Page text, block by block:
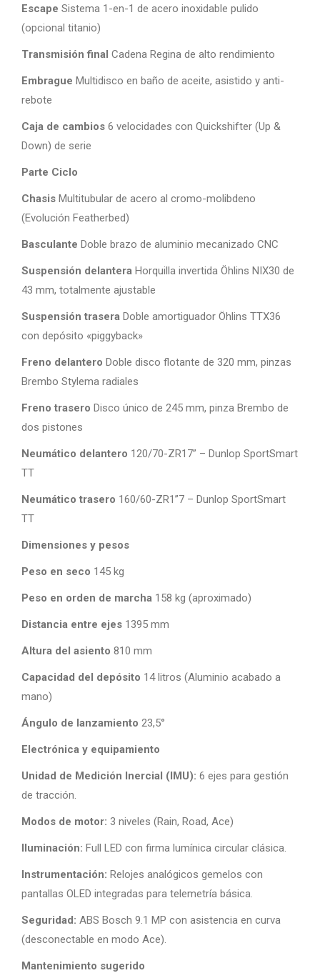
Escape Sistema 1-en-1 de acero inoxidable pulido
(opcional titanio)
Transmisión final Cadena Regina de alto rendimiento
Embrague Multidisco en baño de aceite, asistido y anti-
rebote
Caja de cambios 6 velocidades con Quickshifter (Up &
Down) de serie
Parte Ciclo
Chasis Multitubular de acero al cromo-molibdeno
(Evolución Featherbed)
Basculante Doble brazo de aluminio mecanizado CNC
Suspensión delantera Horquilla invertida Öhlins NIX30 de
43 mm, totalmente ajustable
Suspensión trasera Doble amortiguador Öhlins TTX36
con depósito «piggyback»
Freno delantero Doble disco flotante de 320 mm, pinzas
Brembo Stylema radiales
Freno trasero Disco único de 245 mm, pinza Brembo de
dos pistones
Neumático delantero 120/70-ZR17” – Dunlop SportSmart
TT
Neumático trasero 160/60-ZR1”7 – Dunlop SportSmart
TT
Dimensiones y pesos
Peso en seco 145 kg
Peso en orden de marcha 158 kg (aproximado)
Distancia entre ejes 1395 mm
Altura del asiento 810 mm
Capacidad del depósito 14 litros (Aluminio acabado a
mano)
Ángulo de lanzamiento 23,5°
Electrónica y equipamiento
Unidad de Medición Inercial (IMU): 6 ejes para gestión
de tracción.
Modos de motor: 3 niveles (Rain, Road, Ace)
Iluminación: Full LED con firma lumínica circular clásica.
Instrumentación: Relojes analógicos gemelos con
pantallas OLED integradas para telemetría básica.
Seguridad: ABS Bosch 9.1 MP con asistencia en curva
(desconectable en modo Ace).
Mantenimiento sugerido